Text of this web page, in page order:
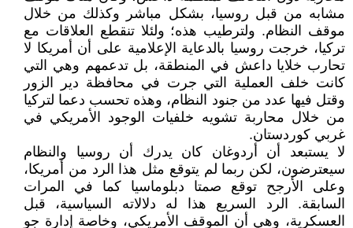
مشابه من قبل روسيا، بشكل مباشر وكذلك من خلال
موقف النظام. ولترطيب هذه؛ ولئلا تنقطع العلاقات مع
تركيا، خرجت روسيا بالدعاية الإعلامية على أن أمريكا لا
تحارب خلايا داعش في المنطقة، بل تدعمهم وهي التي
كانت خلف العملية التي جرت في محافظة دير الزور
وقتل فيها عدد من جنود النظام، وهذه تحسب دعما لتركيا
من خلال محاربة تشويه خلفيات الوجود الأمريكي في
غربي كوردستان.
لا يستبعد أن أردوغان كان يدرك أن روسيا والنظام
سيعترضون، لكن ربما لم يتوقع مثل هذا الرد من أمريكا،
وعلى الأرجح توقع صمتا دبلوماسيا كما في المرات
السابقة. الرد السريع هذا له دلالاته السياسية، قبل
العسكرية، وهي أن الموقف الأمريكي، وخاصة إدارة جو